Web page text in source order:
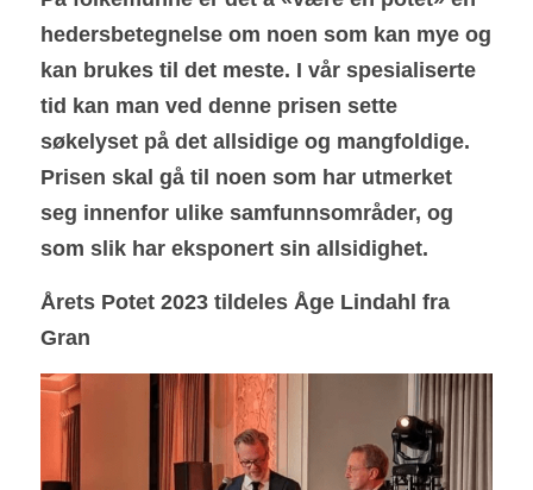
Sjekk vår facebookside
Årets avis
Kontakt oss
hedersbetegnelse om noen som kan mye og
kan brukes til det meste. I vår spesialiserte
tid kan man ved denne prisen sette
søkelyset på det allsidige og mangfoldige.
Prisen skal gå til noen som har utmerket
seg innenfor ulike samfunnsområder, og
som slik har eksponert sin allsidighet.
Årets Potet 2023 tildeles Åge Lindahl fra
Gran